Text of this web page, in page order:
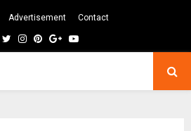
Advertisement Contact
TwitterInstagram
Pinterest
GoogleYoutube